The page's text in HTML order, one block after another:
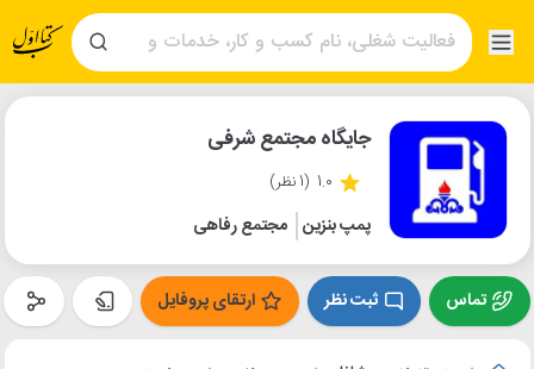
جایگاه مجتمع شرفی
1.0 (1 نظر)
پمپ بنزین مجتمع رفاهی
تماس ثبت نظر ارتقای پروفایل